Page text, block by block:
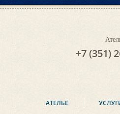
+7 (351)
АТЕЛЬЕ